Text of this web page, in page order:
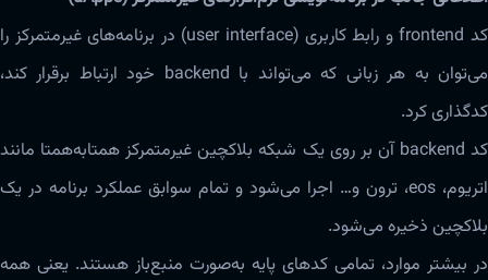
کد frontend و رابط کاربری (user interface) در برنامه‌های غیرمتمرکز را‌
می‌توان به هر زبانی که‌ می‌تواند با backend خود ارتباط برقرار کند،
کدگذاری کرد.
کد backend آن بر روی یک شبکه بلاکچین غیرمتمرکز همتابه‌همتا مانند
اتریوم، eos، ترون و… اجرا می‌شود و تمام سوابق عملکرد برنامه در یک
بلاکچین ذخیره می‌شود.
در بیشتر موارد، تمامی کدهای پایه به‌صورت ‌‌‌‌منبع‌باز هستند. یعنی همه‌